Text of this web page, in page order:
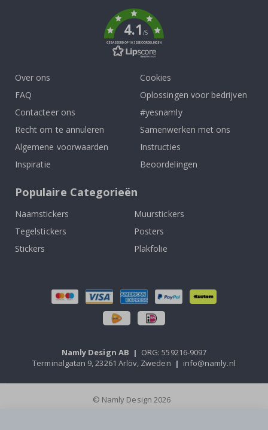
4.1/5
GEBASEERD OP 1032 BEOORDELINGEN
Over ons
FAQ
Contacteer ons
Recht om te annuleren
Algemene voorwaarden
Inspiratie
Cookies
Oplossingen voor bedrijven
#yesnamly
Samenwerken met ons
Instructies
Beoordelingen
Populaire Categorieën
Naamstickers
Muurstickers
Tegelstickers
Posters
Stickers
Plakfolie
Namly Design AB | ORG: 559216-9097
Terminalgatan 9, 23261 Arlöv, Zweden | info@namly.nl
© Namly Design 2026